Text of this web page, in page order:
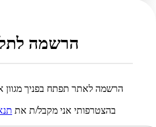
הרשמה
הרשמה לאתר תפתח בפניך מגוון
בהצטרפותי אני מקבל/ת את